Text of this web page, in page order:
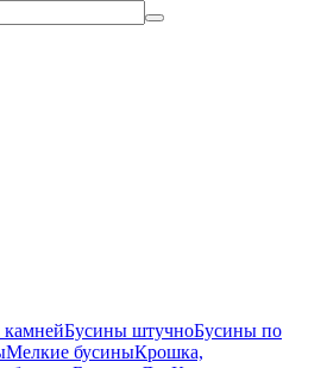
камнейБусины штучноБусины по
Мелкие бусиныКрошка,